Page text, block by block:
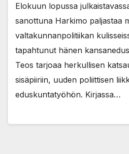
Elokuun lopussa
sanottuna Harkimo paljastaa
valtakunnanpolitiikan
tapahtunut hänen
Teos tarjoaa herkullisen
sisäpiiriin, uuden poliittisen
eduskuntatyöhön. Kirjassa…